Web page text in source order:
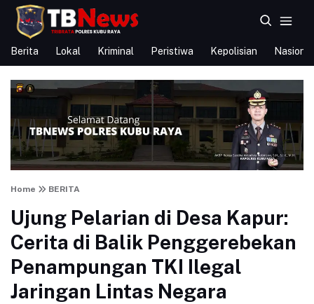
Berita Lokal Kriminal Peristiwa Kepolisian Nasional
Home BERITA
Ujung Pelarian di Desa Kapur:
Cerita di Balik Penggerebekan
Penampungan TKI Ilegal
Jaringan Lintas Negara